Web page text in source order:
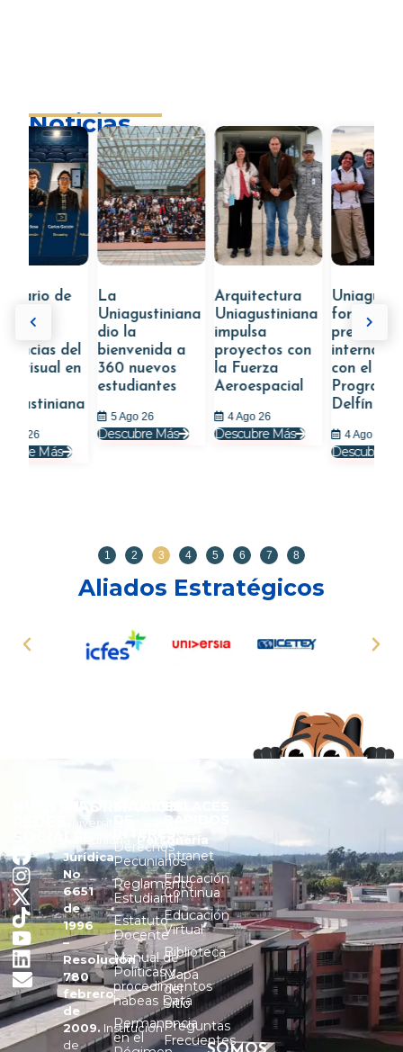
Noticias
La
Uniagustiniana
bienvenida a
360 nuevos
estudiantes
5 Ago 26
Descubre Más
Arquitectura
Uniagustiniana
proyectos con
la Fuerza
Aeroespacial
4 Ago 26
Descubre Más
Uniagustiniana
fortaleció su
presencia
internacional
con el
Programa
4 Ago 26
Descubre Más
1 2 3 4 5 6 7 8
Aliados Estratégicos
NUESTRASINFORMACIÓN
Universitaria
Personería
Jurídica
No
6651
de
1996
–
Resolución
780
febrero
de
2009. Institución
de
ENLACES
Derechos
Pecuniarios
Reglamento
Estudiantil
Estatuto
Docente
Manual de
Políticas y
procedimientos
habeas Data
Permanencia
en el
ENLACES
RÁPIDOS
Intranet
Educación
Continua
Educación
Virtual
Biblioteca
Mapa
del
Sitio
Preguntas
Frecuentes